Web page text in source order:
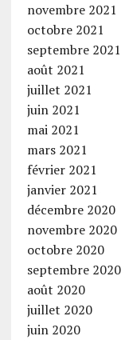
novembre 2021
octobre 2021
septembre 2021
août 2021
juillet 2021
juin 2021
mai 2021
mars 2021
février 2021
janvier 2021
décembre 2020
novembre 2020
octobre 2020
septembre 2020
août 2020
juillet 2020
juin 2020